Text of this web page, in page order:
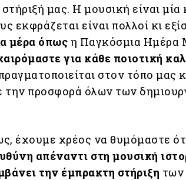
μας. Η μουσική είναι μία
εκφράζεται είναι πολλοί κι
μέρα όπως η Παγκόσμια Ημέρα
για κάθε ποιοτική
στον τόπο μας
την προσφορά όλων των
έχουμε χρέος να θυμόμαστε
απέναντι στη μουσική
την έμπρακτη στήριξη των